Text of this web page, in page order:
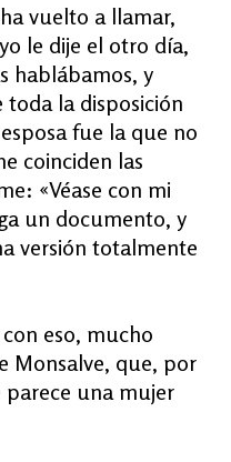
vuelto a llamar,
le dije el otro día,
hablábamos, y
toda la disposición
fue la que no
coinciden las
«Véase con mi
un documento, y
versión totalmente
eso, mucho
Monsalve, que, por
una mujer